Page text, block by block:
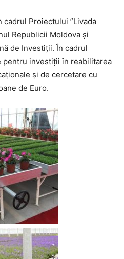
Proiectului ”Livada
Republicii Moldova și
de Investiții. În cadrul
pentru investiții în reabilitarea
și de cercetare cu
de Euro.